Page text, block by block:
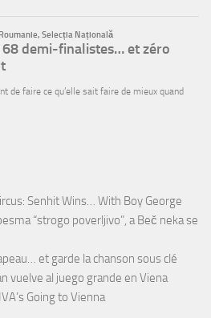
Senhit Wins… With Boy George
“strogo poverljivo”, a Beč neka se
et garde la chanson sous clé
vuelve al juego grande en Viena
Going to Vienna